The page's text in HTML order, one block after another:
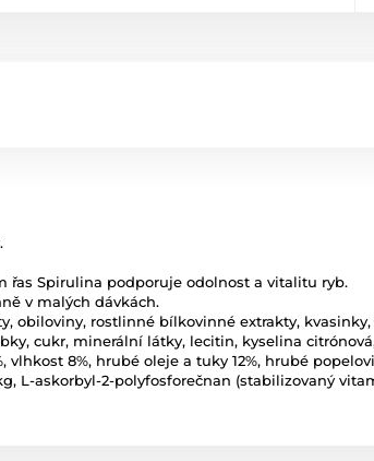
řas Spirulina podporuje odolnost a vitalitu ryb.
v malých dávkách.
obiloviny, rostlinné bílkovinné extrakty,
cukr, minerální látky, lecitin, kyselina
8%, hrubé oleje a tuky 12%, hrubé
L-askorbyl-2-polyfosforečnan (stabilizovaný